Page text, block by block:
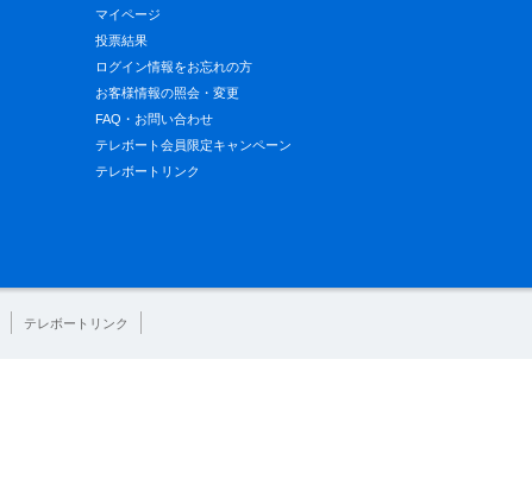
マイページ
投票結果
ログイン情報をお忘れの方
お客様情報の照会・変更
FAQ・お問い合わせ
テレボート会員限定キャンペーン
テレボートリンク
テレボートリンク